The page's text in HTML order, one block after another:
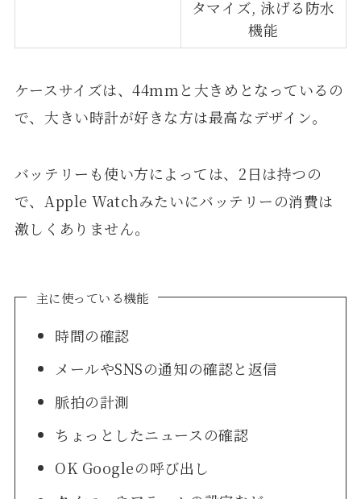
タマイズ, 泳げる防水
機能
ケースサイズは、44mmと大きめとなっているの
で、大きい時計が好きな方は最高なデザイン。
バッテリーも使い方によっては、2日は持つの
で、Apple Watchみたいにバッテリーの消費は
激しくありません。
主に使っている機能
時間の確認
メールやSNSの通知の確認と返信
脈拍の計測
ちょっとしたニュースの確認
OK Googleの呼び出し